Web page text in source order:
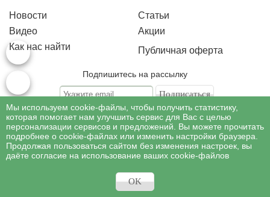
Новости
Статьи
Видео
Акции
Как нас найти
Публичная оферта
Подпишитесь на рассылку
Подписываясь на рассылку, Вы соглашаетесь c условиями политикиобработки
персональных данных
©Профессиональная косметология, 2007 - 2026
Все права на материалы сайта www.profcosmetology.ru охраняются в
Имеются противопоказания, необходима консультация специалиста.
Мы используем cookie-файлы, чтобы получить статистику,
которая помогает нам улучшить сервис для Вас с целью
персонализации сервисов и предложений. Вы можете прочитать
подробнее о cookie-файлах или изменить настройки браузера.
Продолжая пользоваться сайтом без изменения настроек, вы
даёте согласие на использование ваших cookie-файлов
OK